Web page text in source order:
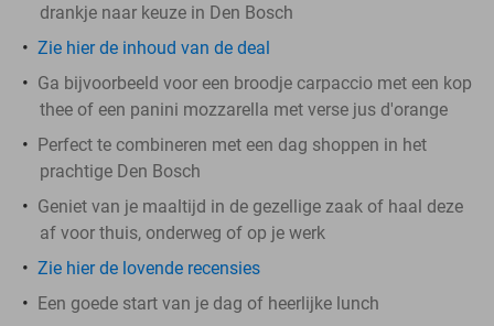
drankje naar keuze in Den Bosch
Zie hier de inhoud van de deal
Ga bijvoorbeeld voor een broodje carpaccio met een kop
thee of een panini mozzarella met verse jus d'orange
Perfect te combineren met een dag shoppen in het
prachtige Den Bosch
Geniet van je maaltijd in de gezellige zaak of haal deze
af voor thuis, onderweg of op je werk
Zie hier de lovende recensies
Een goede start van je dag of heerlijke lunch